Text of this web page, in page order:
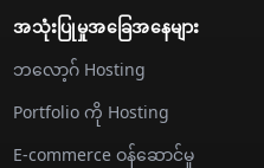
အသုံးပြုမှုအခြေအနေများ
ဘလော့ဂ် Hosting
Portfolio ကို Hosting
E-commerce ဝန်ဆောင်မှု